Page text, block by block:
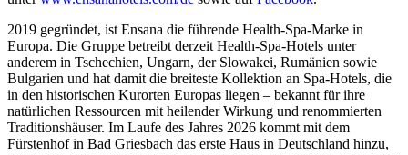
2019 gegründet, ist Ensana die führende Health-Spa-Marke in
Europa. Die Gruppe betreibt derzeit Health-Spa-Hotels unter
anderem in Tschechien, Ungarn, der Slowakei, Rumänien sowie
Bulgarien und hat damit die breiteste Kollektion an Spa-Hotels, die
in den historischen Kurorten Europas liegen – bekannt für ihre
natürlichen Ressourcen mit heilender Wirkung und renommierten
Traditionshäuser. Im Laufe des Jahres 2026 kommt mit dem
Fürstenhof in Bad Griesbach das erste Haus in Deutschland hinzu,